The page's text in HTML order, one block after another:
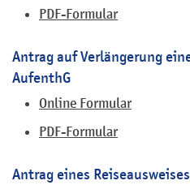
PDF-Formular
Antrag auf Verlängerung
AufenthG
Online Formular
PDF-Formular
Antrag eines